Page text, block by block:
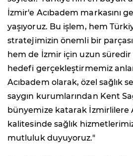
İzmir'e Acıbadem markasını
yaşıyoruz. Bu işlem, hem
stratejimizin önemli bir
hem de İzmir için uzun süredir
hedefi gerçekleştirmemiz
Acıbadem olarak, özel sağlık
saygın kurumlarından Kent
bünyemize katarak İzmirlilere
kalitesinde sağlık
mutluluk duyuyoruz."